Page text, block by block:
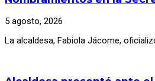
5 agosto, 2026
La alcaldesa, Fabiola Jácome,